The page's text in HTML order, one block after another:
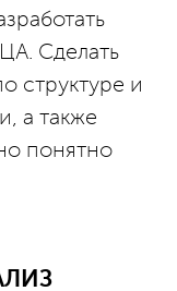
Сделать
структуре и
а также
понятно